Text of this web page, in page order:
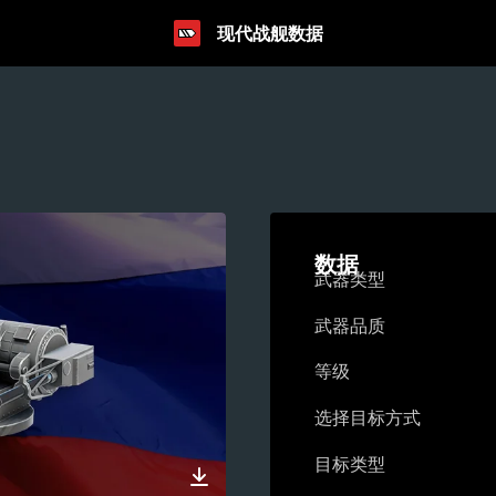
现代战舰数据
数据
武器类型
武器品质
等级
选择目标方式
目标类型